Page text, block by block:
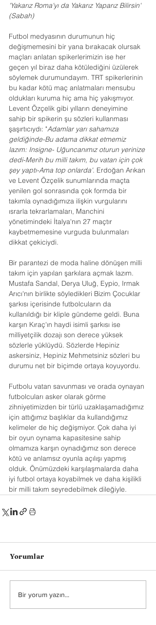
'Yakarız Roma'yı da Yakarız Yaparız Bilirsin'
(Sabah)
Futbol medyasının durumunun hiç
değişmemesini bir yana bırakacak olursak
maçları anlatan spikerlerimizin ise her
geçen yıl biraz daha kötülediğini üzülerek
söylemek durumundayım. TRT spikerlerinin
bu kadar kötü maç anlatmaları mensubu
oldukları kuruma hiç ama hiç yakışmıyor.
Levent Özçelik gibi yılların deneyimine
sahip bir spikerin şu sözleri kullanması
şaşırtıcıydı: "Adamlar yarı sahamıza
geldiğinde-Bu adama dikkat etmemiz
lazım: Insigne- Uğuncanımız oturun yerinize
dedi-Merih bu milli takım, bu vatan için çok
şey yaptı-Ama top onlarda'. Erdoğan Arıkan
ve Levent Özçelik sunumlarında maçta
yenilen gol sonrasında çok formda bir
takımla oynadığımıza ilişkin vurgularını
ısrarla tekrarlamaları, Manchini
yönetimindeki İtalya'nın 27 maçtır
kaybetmemesine vurguda bulunmaları
dikkat çekiciydi.
Bir parantezi de moda haline dönüşen milli
takım için yapılan şarkılara açmak lazım.
Mustafa Sandal, Derya Uluğ, Eypio, Irmak
Arıcı'nın birlikte söyledikleri Bizim Çocuklar
şarkısı içerisinde futbolcuların da
kullanıldığı bir kliple gündeme geldi. Buna
karşın Kıraç'ın haydi isimli şarkısı ise
milliyetçilik dozajı son derece yüksek
sözlerle yüklüydü. Sözlerde Hepiniz
askersiniz, Hepiniz Mehmetsiniz sözleri bu
durumu net bir biçimde ortaya koyuyordu.
Futbolu vatan savunması ve orada oynayan
futbolcuları asker olarak görme
zihniyetimizden bir türlü uzaklaşamadığımız
için attığımız başlıklar da kullandığımız
kelimeler de hiç değişmiyor. Çok daha iyi
bir oyun oynama kapasitesine sahip
olmamıza karşın oynadığımız son derece
kötü ve anlamsız oyunla açılışı yapmış
olduk. Önümüzdeki karşılaşmalarda daha
iyi futbol ortaya koyabilmek ve daha kişilikli
bir milli takım seyredebilmek dileğiyle.
Yorumlar
Bir yorum yazın...